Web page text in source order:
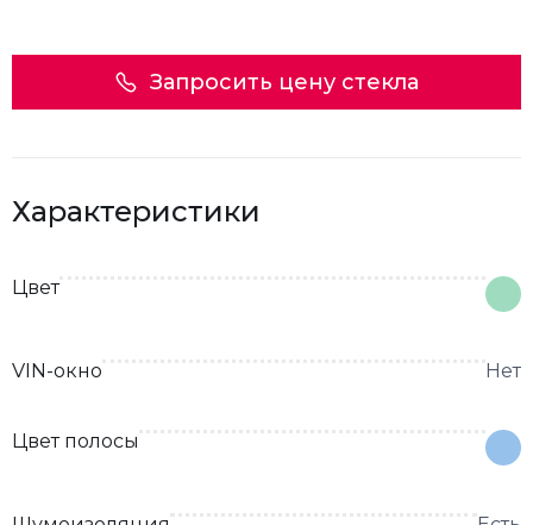
Запросить цену стекла
Характеристики
Цвет
VIN-окно Нет
Цвет полосы